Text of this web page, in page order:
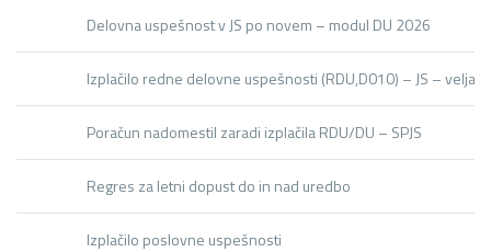
Delovna uspešnost v JS po novem – modul DU 2026
Izplačilo redne delovne uspešnosti (RDU,D010) – JS – velja
Poračun nadomestil zaradi izplačila RDU/DU – SPJS
Regres za letni dopust do in nad uredbo
Izplačilo poslovne uspešnosti